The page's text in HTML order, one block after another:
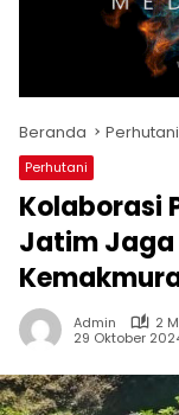
Beranda Perhutani
Perhutani
Kolaborasi
Jatim
Admin
2
29 Oktober